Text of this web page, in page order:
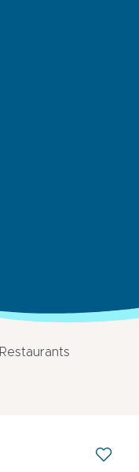
Restaurants